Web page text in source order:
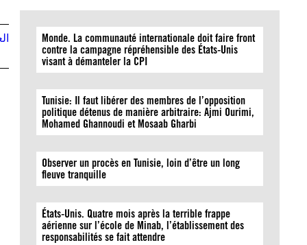
Monde. La communauté internationale doit faire front
contre la campagne répréhensible des États-Unis
visant à démanteler la CPI
Tunisie: Il faut libérer des membres de l’opposition
politique détenus de manière arbitraire: Ajmi Ourimi,
Mohamed Ghannoudi et Mosaab Gharbi
Observer un procès en Tunisie, loin d’être un long
fleuve tranquille
États-Unis. Quatre mois après la terrible frappe
aérienne sur l’école de Minab, l’établissement des
responsabilités se fait attendre